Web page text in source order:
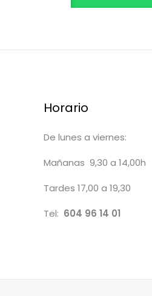
Horario
De lunes a viernes:
Mañanas 9,30 a 14,00h
Tardes 17,00 a 19,30
Tel: 604 96 14 01